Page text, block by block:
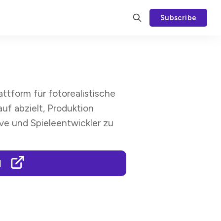
Subscribe
für fotorealistische
abzielt, Produktion
und Spieleentwickler zu